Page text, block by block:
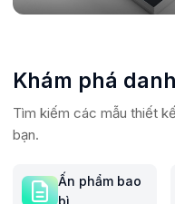
Khám phá
Tìm kiếm các mẫu thiết
bạn.
Ấn phẩm bao
bì